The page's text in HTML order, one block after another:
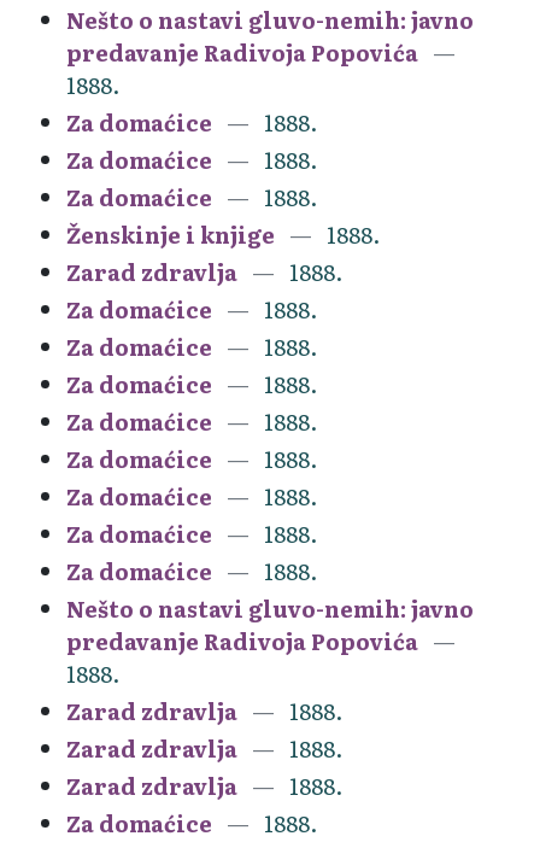
Nešto o nastavi gluvo-nemih: javno
predavanje Radivoja Popovića
1888.
Za domaćice
1888.
Za domaćice
1888.
Za domaćice
1888.
Ženskinje i knjige
1888.
Zarad zdravlja
1888.
Za domaćice
1888.
Za domaćice
1888.
Za domaćice
1888.
Za domaćice
1888.
Za domaćice
1888.
Za domaćice
1888.
Za domaćice
1888.
Za domaćice
1888.
Nešto o nastavi gluvo-nemih: javno
predavanje Radivoja Popovića
1888.
Zarad zdravlja
1888.
Zarad zdravlja
1888.
Zarad zdravlja
1888.
Za domaćice
1888.